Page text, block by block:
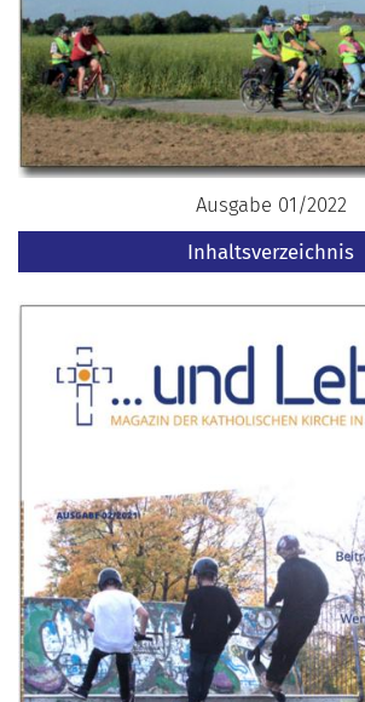
Ausgabe 01/2022
Inhaltsverzeichnis